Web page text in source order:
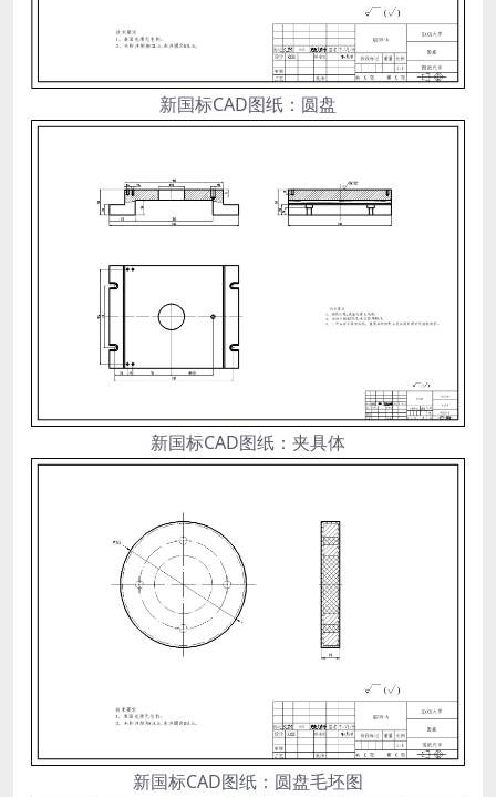
新国标CAD图纸：圆盘
新国标CAD图纸：夹具体
新国标CAD图纸：圆盘毛坯图